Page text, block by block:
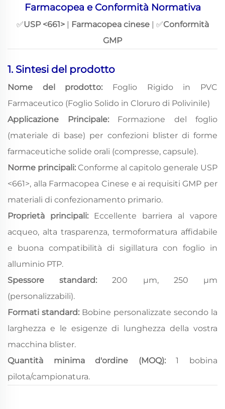
Farmacopea e Conformità Normativa
✅USP <661> Farmacopea cinese ✅Conformità
GMP
1. Sintesi del prodotto
Nome del prodotto:
Foglio Rigido in PVC
Farmaceutico (Foglio Solido in Cloruro di Polivinile)
Applicazione Principale:
Formazione del foglio
(materiale di base) per confezioni blister di forme
farmaceutiche solide orali (compresse, capsule).
Norme principali: Conforme al capitolo generale USP
<661>, alla Farmacopea Cinese e ai requisiti GMP per
materiali di confezionamento primario.
Proprietà principali:
Eccellente barriera al vapore
acqueo, alta trasparenza, termoformatura affidabile
e buona compatibilità di sigillatura con foglio in
alluminio PTP.
Spessore standard:200 μm, 250 μm
(personalizzabili).
Formati standard: Bobine personalizzate secondo la
larghezza e le esigenze di lunghezza della vostra
macchina blister.
Quantità minima d'ordine (MOQ):1 bobina
pilota/campionatura.